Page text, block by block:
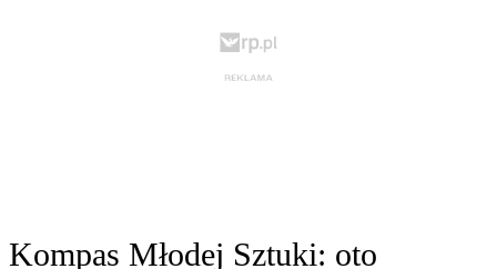
Kompas Młodej Sztuki: oto